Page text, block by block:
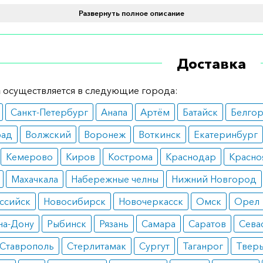
состояние;
недостаточность.
могут использоваться в роли вспомогательного
ингибиторами АПФ.
от лечения валсартаном стоит при наличии следующих
чувствительность к компонентам лекарства;
цирроз;
недостаточность тяжелой формы.
противопоказаний стоит отметить беременность и
Развернуть полное описание
Доставка
осуществляется в следующие города:
Санкт-Петербург Анапа Артём Батайск
Волжский Воронеж Воткинск Екатеринбург
Кемерово Киров Кострома Краснодар
Махачкала Набережные челны Нижний Новгород
Новосибирск Новочеркасск Омск Орел
Дону
Рыбинск Рязань Самара Саратов
Ставрополь Стерлитамак Сургут Таганрог Тверь